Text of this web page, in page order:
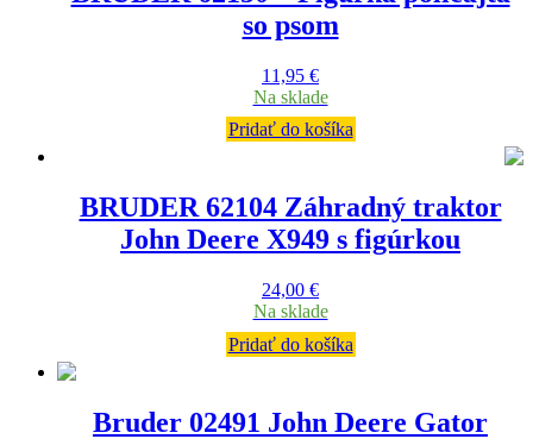
so psom
11,95 €
Na sklade
Pridať do košíka
BRUDER 62104 Záhradný traktor
John Deere X949 s figúrkou
24,00 €
Na sklade
Pridať do košíka
Bruder 02491 John Deere Gator